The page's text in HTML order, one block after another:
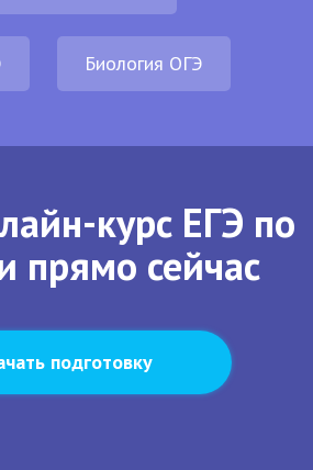
Биология ОГЭ
курс ЕГЭ по
прямо сейчас
подготовку